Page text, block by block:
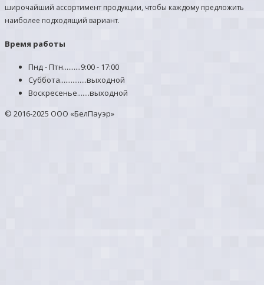
широчайший ассортимент продукции, чтобы каждому предложить
наиболее подходящий вариант.
Время работы
Пнд - Птн..........9:00 - 17:00
Суббота...............выходной
Воскресенье.......выходной
© 2016-2025 ООО «БелПауэр»